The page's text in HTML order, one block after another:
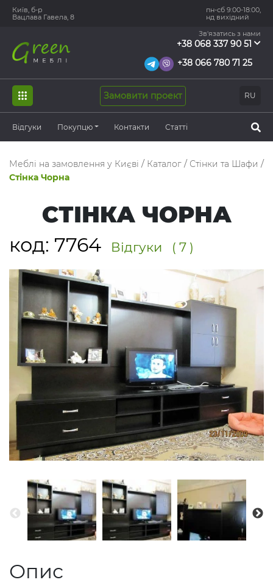
Київ, б-р
Вацлава Гавела, 8
пн-сб 9:00-18:00,
нд вихідний
Зв'язатись з нами
+38 068 337 90 51
+38 066 780 71 25
RU
Замовити проект
Відгуки Покупцю Контакти Статті
Меблі на замовлення у Києві / Каталог / Стінки та Шафи /
Стінка Чорна
СТІНКА ЧОРНА
код: 7764 Відгуки ( 7 )
Опис